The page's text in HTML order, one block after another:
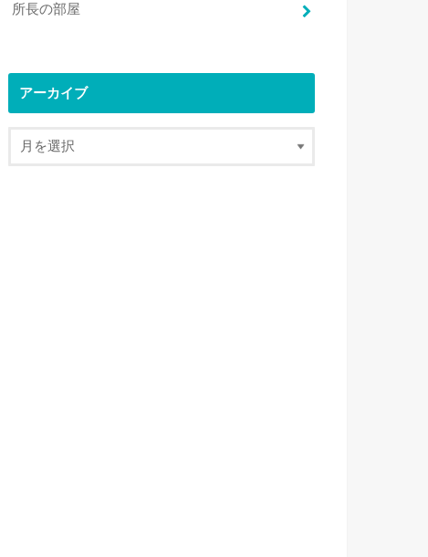
所長の部屋
アーカイブ